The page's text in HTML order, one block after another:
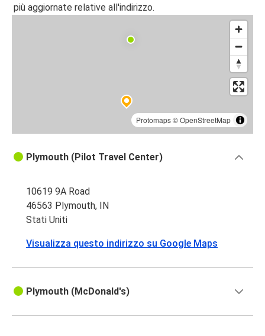
più aggiornate relative all'indirizzo.
Protomaps©OpenStreetMap
Plymouth (Pilot Travel Center)
10619 9A Road
46563 Plymouth, IN
Stati Uniti
Visualizza questo indirizzo su Google Maps
Plymouth (McDonald's)